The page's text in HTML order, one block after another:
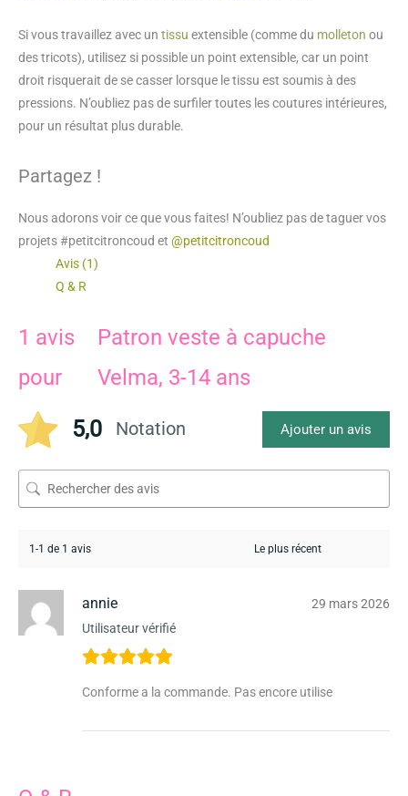
Si vous travaillez avec un tissu extensible (comme du molleton ou
des tricots), utilisez si possible un point extensible, car un point
droit risquerait de se casser lorsque le tissu est soumis à des
pressions. N’oubliez pas de surfiler toutes les coutures intérieures,
pour un résultat plus durable.
Partagez !
Nous adorons voir ce que vous faites! N’oubliez pas de taguer vos
projets #petitcitroncoud et @petitcitroncoud
Avis (1)
Q & R
1 avis
pour
Patron veste à capuche
Velma, 3-14 ans
5,0 Notation Ajouter un avis
1-1 de 1 avis
annie
Utilisateur vérifié
29 mars 2026
Conforme a la commande. Pas encore utilise